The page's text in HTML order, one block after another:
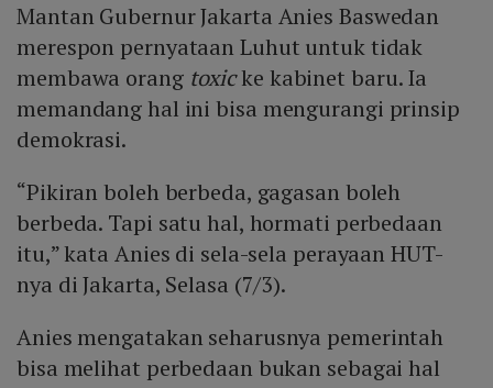
Mantan Gubernur Jakarta Anies Baswedan
merespon pernyataan Luhut untuk tidak
membawa orang toxicke kabinet baru. Ia
memandang hal ini bisa mengurangi prinsip
demokrasi.
“Pikiran boleh berbeda, gagasan boleh
berbeda. Tapi satu hal, hormati perbedaan
itu,” kata Anies di sela-sela perayaan HUT-
nya di Jakarta, Selasa (7/3).
Anies mengatakan seharusnya pemerintah
bisa melihat perbedaan bukan sebagai hal